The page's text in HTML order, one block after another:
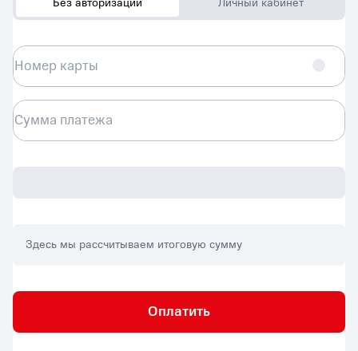
Номер карты
Сумма платежа
Здесь мы рассчитываем итоговую сумму
Оплатить